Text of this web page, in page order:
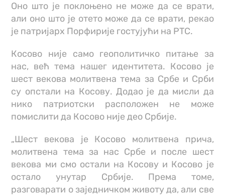
Оно што је поклоњено не може да се врати,
али оно што је отето може да се врати, рекао
је патријарх Порфирије гостујући на РТС.
Косово није само геополитичко питање за
нас, већ тема нашег идентитета. Косово је
шест векова молитвена тема за Србе и Срби
су опстали на Косову. Додао је да мисли да
нико патриотски расположен не може
помислити да Косово није део Србије.
„Шест векова је Косово молитвена прича,
молитвена тема за нас Србе и после шест
векова ми смо остали на Косову и Косово је
остало унутар Србије. Према томе,
разговарати о заједничком животу да, али све